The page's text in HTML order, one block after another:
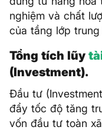
nghiệm và chất
của tầng lớp
Tổng tích lũy
(Investment).
Đầu tư
đẩy tốc độ tăng
vốn đầu tư toàn